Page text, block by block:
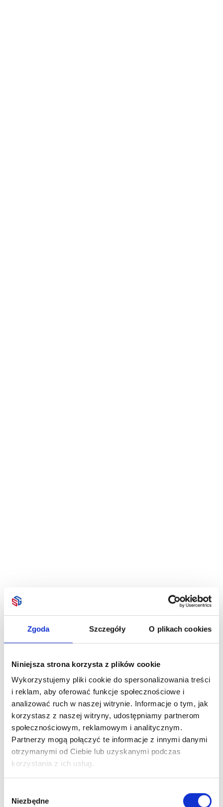
Zgoda Szczegóły O plikach cookies
Niniejsza strona korzysta z plików cookie
Wykorzystujemy pliki cookie do spersonalizowania treści
i reklam, aby oferować funkcje społecznościowe i
analizować ruch w naszej witrynie. Informacje o tym, jak
korzystasz z naszej witryny, udostępniamy partnerom
społecznościowym, reklamowym i analitycznym.
Partnerzy mogą połączyć te informacje z innymi danymi
otrzymanymi od Ciebie lub uzyskanymi podczas
korzystania z ich usług.
zgody
Niezbędne